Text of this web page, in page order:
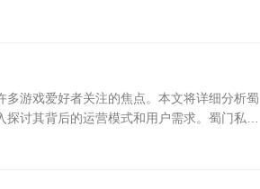
可能存在问题，如网络不稳定、网络设置错
游戏爱好者关注的焦点。本文将详细分析蜀
讨其背后的运营模式和用户需求。蜀门私服
络平台。私服是未经游戏版权方授权，由个